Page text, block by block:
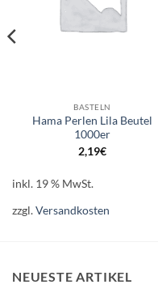
BASTELN
Hama Perlen Lila Beutel
1000er
2,19€
inkl. 19 % MwSt.
zzgl.Versandkosten
NEUESTE ARTIKEL